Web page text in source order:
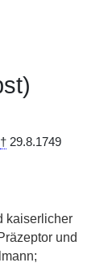
† 29.8.1749
kaiserlicher
und